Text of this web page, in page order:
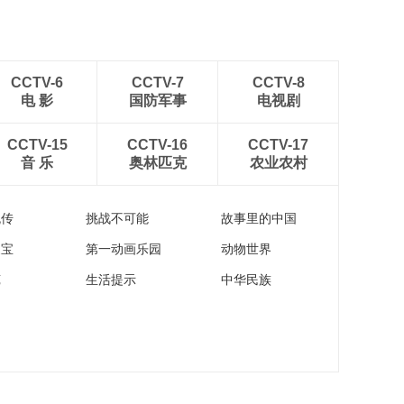
CCTV-6
电 影
CCTV-7
国防军事
CCTV-8
电视剧
CCTV-15
音 乐
CCTV-16
奥林匹克
CCTV-17
农业农村
挑战不可能 故事里的中国
第一动画乐园 动物世界
生活提示 中华民族